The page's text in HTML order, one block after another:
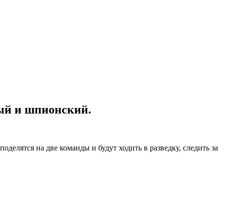
и шпионский.
на две команды и будут ходить в разведку, следить за